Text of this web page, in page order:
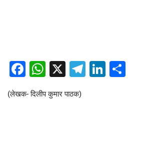
Facebook
WhatsApp
X Telegram
LinkedIn
(लेखक- दिलीप कुमार पाठक)